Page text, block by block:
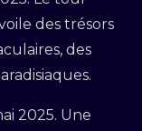
des trésors
des
2025. Une